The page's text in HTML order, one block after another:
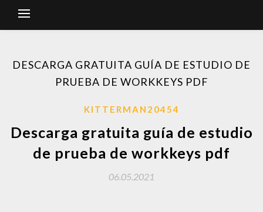
DESCARGA GRATUITA GUÍA DE ESTUDIO DE
PRUEBA DE WORKKEYS PDF
KITTERMAN20454
Descarga gratuita guía de estudio
de prueba de workkeys pdf
06.05.2021